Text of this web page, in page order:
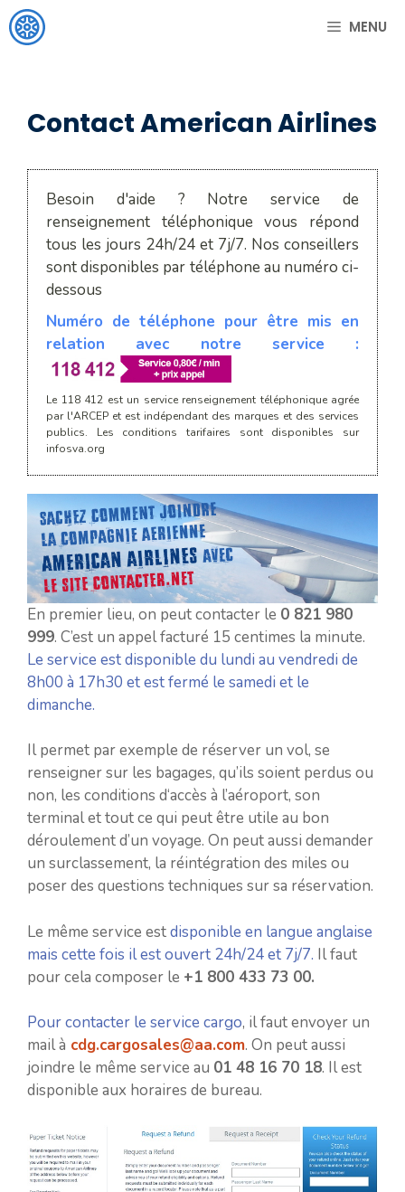
Aller
au
MENU
Contact American Airlines
Besoin d'aide ? Notre service de
renseignement téléphonique vous répond
tous les jours 24h/24 et 7j/7. Nos conseillers
sont disponibles par téléphone au numéro ci-
dessous
Numéro de téléphone pour être mis en
relation avec notre service :
Le 118 412 est un service renseignement téléphonique agrée
par l'ARCEP et est indépendant des marques et des services
publics. Les conditions tarifaires sont disponibles sur
infosva.org
En premier lieu, on peut contacter le 0 821 980
999. C’est un appel facturé 15 centimes la minute.
Le service est disponible du lundi au vendredi de
8h00 à 17h30 et est fermé le samedi et le
dimanche.
Il permet par exemple de réserver un vol, se
renseigner sur les bagages, qu’ils soient perdus ou
non, les conditions d‘accès à l’aéroport, son
terminal et tout ce qui peut être utile au bon
déroulement d’un voyage. On peut aussi demander
un surclassement, la réintégration des miles ou
poser des questions techniques sur sa réservation.
Le même service estdisponible en langue anglaise
mais cette fois il est ouvert 24h/24 et 7j/7. Il faut
pour cela composer le +1 800 433 73 00.
Pour contacter le service cargo, il faut envoyer un
mail à cdg.cargosales@aa.com. On peut aussi
joindre le même service au 01 48 16 70 18. Il est
disponible aux horaires de bureau.